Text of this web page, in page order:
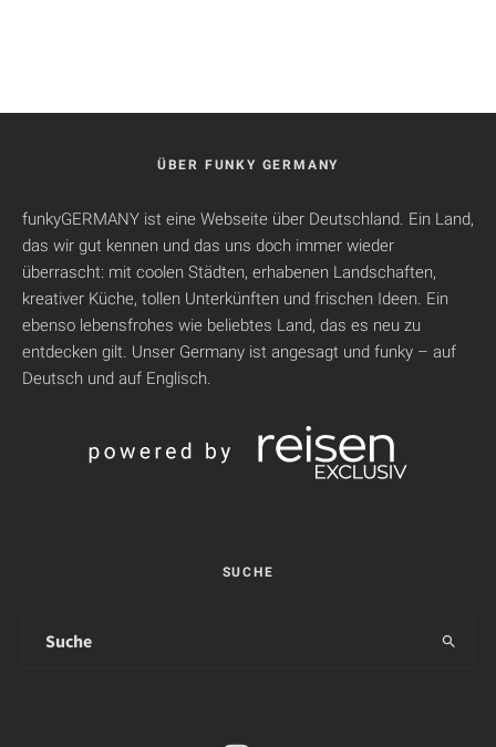
ÜBER FUNKY GERMANY
funkyGERMANY ist eine Webseite über Deutschland. Ein Land,
das wir gut kennen und das uns doch immer wieder
überrascht: mit coolen Städten, erhabenen Landschaften,
kreativer Küche, tollen Unterkünften und frischen Ideen. Ein
ebenso lebensfrohes wie beliebtes Land, das es neu zu
entdecken gilt. Unser Germany ist angesagt und funky – auf
Deutsch und auf Englisch.
SUCHE